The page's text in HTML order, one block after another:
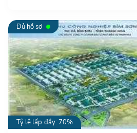
Đủ hồ sơ
Tỷ lệ lấp đầy: 70%